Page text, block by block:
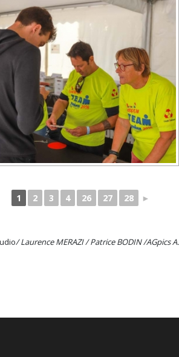
1 2 3 4 26 27 28 ►
/ Laurence MERAZI / Patrice BODIN /AGpics